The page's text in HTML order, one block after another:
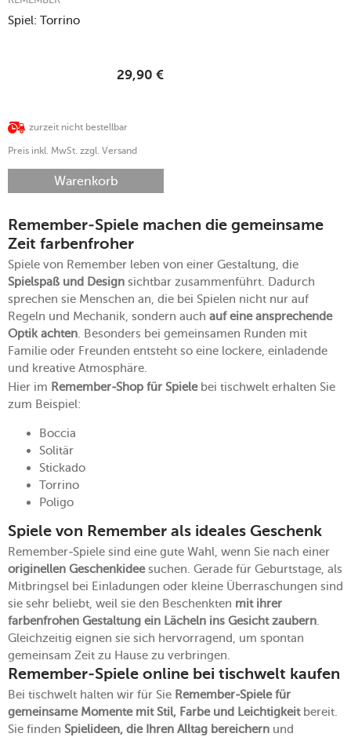
Spiel: Torrino
zurzeit nicht bestellbar
29,90 €
Preis inkl. MwSt. zzgl. Versand
Warenkorb
Remember-Spiele machen die gemeinsame
Zeit farbenfroher
Spiele von Remember leben von einer Gestaltung, die
Spielspaß und Design sichtbar zusammenführt. Dadurch
sprechen sie Menschen an, die bei Spielen nicht nur auf
Regeln und Mechanik, sondern auch auf eine ansprechende
Optik achten. Besonders bei gemeinsamen Runden mit
Familie oder Freunden entsteht so eine lockere, einladende
und kreative Atmosphäre.
Hier im Remember-Shop für Spielebei tischwelt erhalten Sie
zum Beispiel:
Boccia
Solitär
Stickado
Torrino
Poligo
Spiele von Remember als ideales Geschenk
Remember-Spiele sind eine gute Wahl, wenn Sie nach einer
originellen Geschenkideesuchen. Gerade für Geburtstage, als
Mitbringsel bei Einladungen oder kleine Überraschungen sind
sie sehr beliebt, weil sie den Beschenkten mit ihrer
farbenfrohen Gestaltung ein Lächeln ins Gesicht zaubern.
Gleichzeitig eignen sie sich hervorragend, um spontan
gemeinsam Zeit zu Hause zu verbringen.
Remember-Spiele online bei tischwelt kaufen
Bei tischwelt halten wir für Sie Remember-Spiele für
gemeinsame Momente mit Stil, Farbe und Leichtigkeitbereit.
Sie finden Spielideen, die Ihren Alltag bereichern und